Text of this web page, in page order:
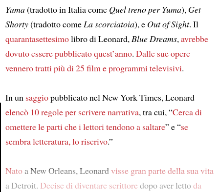
Article
Yuma(tradotto in Italia come Quel treno per Yuma), Get
Shorty(tradotto comeLa scorciatoia), e Out of Sight. Il
quarantasettesimolibro di Leonard,Blue Dreams,avrebbe
dovuto essere pubblicato quest’anno. Dalle sue opere
vennero tratti più di 25 film e programmi televisivi.
In un saggiopubblicato nel New York Times, Leonard
elencò 10 regole per scrivere narrativa, tra cui, “Cerca di
omettere le parti che i lettori tendono a saltare” e “se
sembra letteratura, lo riscrivo.”
Natoa New Orleans, Leonardvisse gran parte della sua vita
a Detroit. Decise di diventare scrittoredopo aver lettoda